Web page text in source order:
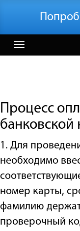
Процесс
банковской
1. Для
необходимо
номер карты,
фамилию
проверочный